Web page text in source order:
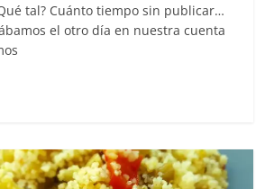
tal? Cuánto tiempo sin publicar…
el otro día en nuestra cuenta